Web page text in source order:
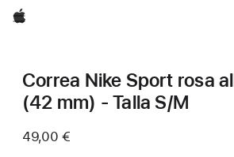
Apple
Correa Nike Sport rosa
(42 mm) - Talla S/M
49,00 €